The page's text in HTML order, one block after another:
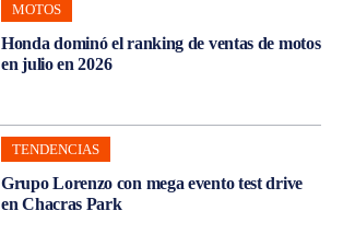
MOTOS
Honda dominó el ranking de ventas de motos
en julio en 2026
TENDENCIAS
Grupo Lorenzo con mega evento test drive
en Chacras Park